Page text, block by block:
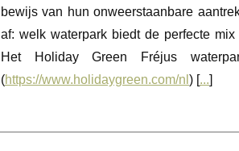
bewijs van hun onweerstaanbare
af: welk waterpark biedt de perfecte
Het Holiday Green Fréjus
(https://www.holidaygreen.com/nl ) [...]